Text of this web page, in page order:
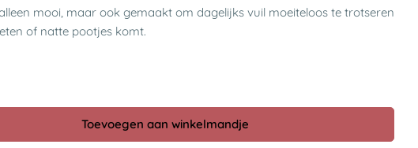
mooi, maar ook gemaakt om dagelijks vuil moeiteloos te trotseren
of natte pootjes komt.
Toevoegen aan winkelmandje